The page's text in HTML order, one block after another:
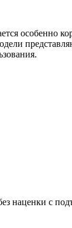
особенно
наценки с